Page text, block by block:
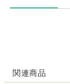
関連商品